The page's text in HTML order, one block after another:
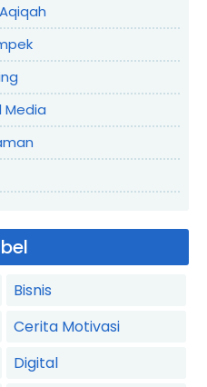
Media
Bisnis
Cerita Motivasi
Digital